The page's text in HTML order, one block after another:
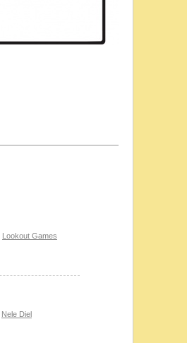
Lookout Games
Nele Diel